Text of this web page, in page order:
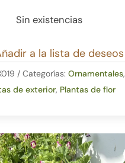
Sin existencias
a la lista de deseos
Categorías: Ornamentales,
de exterior, Plantas de flor